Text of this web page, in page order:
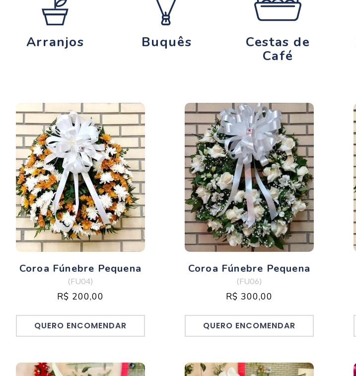
Arranjos Buquês
Cestas de
Café
Coroa Fúnebre Pequena
(FU04)
R$ 200,00
QUERO ENCOMENDAR
Coroa Fúnebre Pequena
(FU06)
R$ 300,00
QUERO ENCOMENDAR